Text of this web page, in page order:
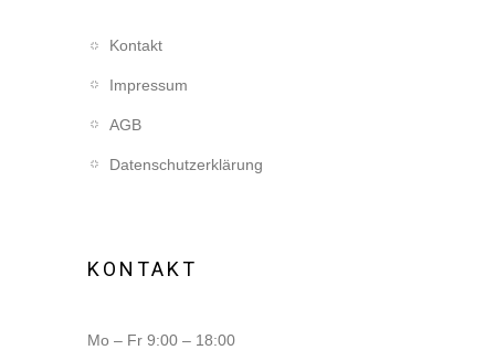
Kontakt
Impressum
AGB
Datenschutzerklärung
KONTAKT
Mo – Fr 9:00 – 18:00